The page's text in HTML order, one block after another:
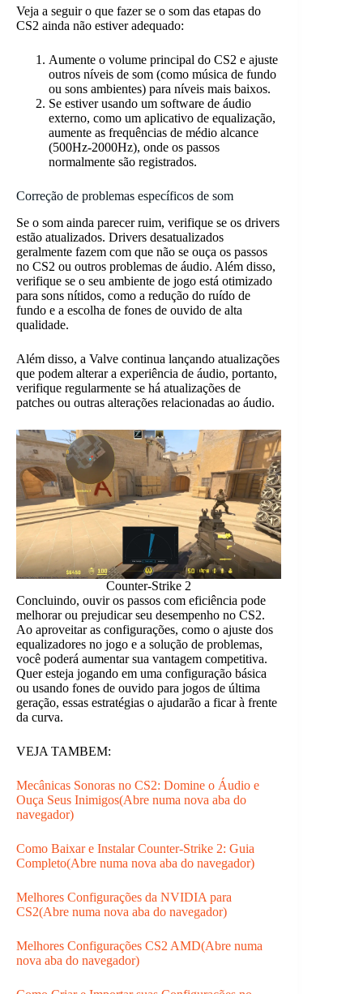
Veja a seguir o que fazer se o som das etapas do
CS2 ainda não estiver adequado:
Aumente o volume principal do CS2 e ajuste
outros níveis de som (como música de fundo
ou sons ambientes) para níveis mais baixos.
Se estiver usando um software de áudio
externo, como um aplicativo de equalização,
aumente as frequências de médio alcance
(500Hz-2000Hz), onde os passos
normalmente são registrados.
Correção de problemas específicos de som
Se o som ainda parecer ruim, verifique se os drivers
estão atualizados. Drivers desatualizados
geralmente fazem com que não se ouça os passos
no CS2 ou outros problemas de áudio. Além disso,
verifique se o seu ambiente de jogo está otimizado
para sons nítidos, como a redução do ruído de
fundo e a escolha de fones de ouvido de alta
qualidade.
Além disso, a Valve continua lançando atualizações
que podem alterar a experiência de áudio, portanto,
verifique regularmente se há atualizações de
patches ou outras alterações relacionadas ao áudio.
Counter-Strike 2
Concluindo, ouvir os passos com eficiência pode
melhorar ou prejudicar seu desempenho no CS2.
Ao aproveitar as configurações, como o ajuste dos
equalizadores no jogo e a solução de problemas,
você poderá aumentar sua vantagem competitiva.
Quer esteja jogando em uma configuração básica
ou usando fones de ouvido para jogos de última
geração, essas estratégias o ajudarão a ficar à frente
da curva.
VEJA TAMBEM:
Mecânicas Sonoras no CS2: Domine o Áudio e
Ouça Seus Inimigos(Abre numa nova aba do
navegador)
Como Baixar e Instalar Counter-Strike 2: Guia
Completo(Abre numa nova aba do navegador)
Melhores Configurações da NVIDIA para
CS2(Abre numa nova aba do navegador)
Melhores Configurações CS2 AMD(Abre numa
nova aba do navegador)